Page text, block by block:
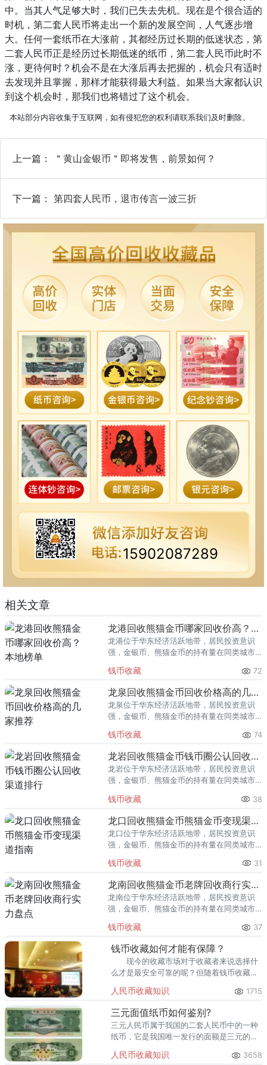
中。当其人气足够大时，我们已失去先机。现在是个很合适的
时机，第二套人民币将走出一个新的发展空间，人气逐步增
大。任何一套纸币在大涨前，其都经历过长期的低迷状态，第
二套人民币正是经历过长期低迷的纸币，第二套人民币此时不
涨，更待何时？机会不是在大涨后再去把握的，机会只有适时
去发现并且掌握，那样才能获得最大利益。如果当大家都认识
到这个机会时，那我们也将错过了这个机会。
本站部分内容收集于互联网，如有侵犯您的权利请联系我们及时删除。
上一篇： ＂黄山金银币＂即将发售，前景如何？
下一篇： 第四套人民币，退市传言一波三折
15902087289
相关文章
龙港回收熊猫金币哪家回收价高？本地榜单
龙港位于华东经济活跃地带，居民投资意识
强，金银币、熊猫金币的持有量在同类城市
熊猫金币的需求就明显升温，但鱼龙混杂的
回收渠道里，能精准识别版别溢
钱币收藏 72
龙泉回收熊猫金币回收价格高的几家推荐
龙泉位于华东经济活跃地带，居民投资意识
强，金银币、熊猫金币的持有量在同类城市
熊猫金币的需求就明显升温，但鱼龙混杂的
回收渠道里，能精准识别版别溢
钱币收藏 74
龙岩回收熊猫金币钱币圈公认回收渠道排行
龙岩位于华东经济活跃地带，居民投资意识
强，金银币、熊猫金币的持有量在同类城市
熊猫金币的需求就明显升温，但鱼龙混杂的
回收渠道里，能精准识别版别溢
钱币收藏 38
龙口回收熊猫金币熊猫金币变现渠道指南
龙口位于华东经济活跃地带，居民投资意识
强，金银币、熊猫金币的持有量在同类城市
熊猫金币的需求就明显升温，但鱼龙混杂的
回收渠道里，能精准识别版别溢
钱币收藏 31
龙南回收熊猫金币老牌回收商行实力盘点
龙南位于华东经济活跃地带，居民投资意识
强，金银币、熊猫金币的持有量在同类城市
熊猫金币的需求就明显升温，但鱼龙混杂的
回收渠道里，能精准识别版别溢
钱币收藏 37
钱币收藏如何才能有保障？
现今的收藏市场对于收藏者来说选择什
么才是最安全可靠的呢？但随着钱币收藏市
于是为保障钱币的真伪和价值效益，钱币评
级机构油然而生。
人民币收藏知识 1715
三元面值纸币如何鉴别?
三元人民币属于我国的二套人民币中的一种
纸币，它是我国唯一发行的面额是三元的人
的，委托前苏联印刷的，所以又被称作是苏
人民币收藏知识 3658